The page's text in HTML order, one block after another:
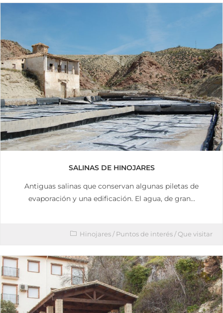
SALINAS DE HINOJARES
Antiguas salinas que conservan algunas piletas de
evaporación y una edificación. El agua, de gran…
Hinojares/Puntos de interés/Que visitar